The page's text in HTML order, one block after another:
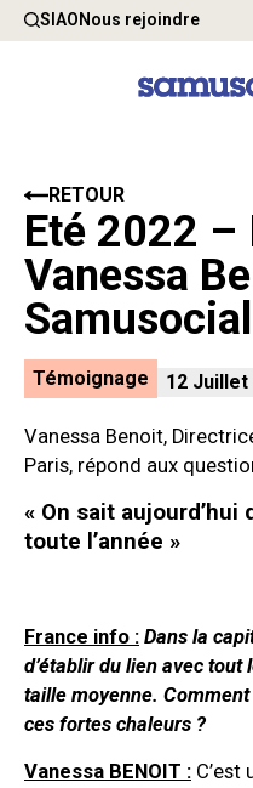
SIAONous rejoindre
Eté 2022 –
Vanessa
RETOUR
Témoignage 12 Juillet
Vanessa Benoit,
Paris, répond aux
« On sait aujourd’hui
toute l’année »
France info : Dans la
d’établir du lien avec
taille moyenne.
ces fortes chaleurs ?
Vanessa BENOIT : C’est